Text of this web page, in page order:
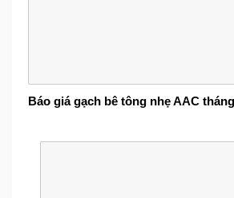
Báo giá gạch bê tông nhẹ AAC